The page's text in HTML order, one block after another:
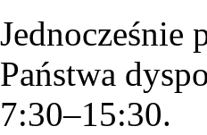
Jednocześnie
Państwa
7:30–15:30.